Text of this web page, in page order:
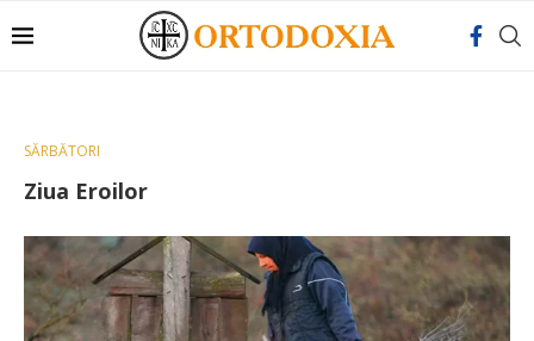
SĂRBĂTORI
Ziua Eroilor